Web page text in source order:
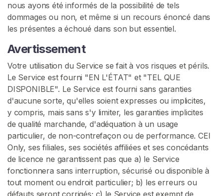
nous ayons été informés de la possibilité de tels
dommages ou non, et même si un recours énoncé dans
les présentes a échoué dans son but essentiel.
Avertissement
Votre utilisation du Service se fait à vos risques et périls.
Le Service est fourni "EN L'ÉTAT" et "TEL QUE
DISPONIBLE". Le Service est fourni sans garanties
d'aucune sorte, qu'elles soient expresses ou implicites,
y compris, mais sans s'y limiter, les garanties implicites
de qualité marchande, d'adéquation à un usage
particulier, de non-contrefaçon ou de performance. CEI
Only, ses filiales, ses sociétés affiliées et ses concédants
de licence ne garantissent pas que a) le Service
fonctionnera sans interruption, sécurisé ou disponible à
tout moment ou endroit particulier; b) les erreurs ou
défauts seront corrigés; c) le Service est exempt de